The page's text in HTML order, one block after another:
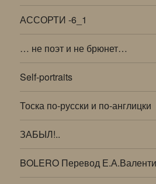
АССОРТИ -6_1
… не поэт и не брюнет…
Self-portraits
Тоска по-русски и по-англицки
ЗАБЫЛ!..
BOLERO Перевод